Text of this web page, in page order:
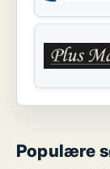
Populære